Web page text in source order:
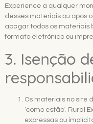
Experience a qualquer
desses materiais ou após
apagar todos os materiais
formato eletrónico ou
3. Isenção
Os materiais no site
‘como estão’. Rural
expressas ou